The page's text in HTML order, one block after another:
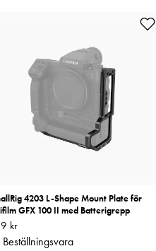
4203 L-Shape Mount Plate för
GFX 100 II med Batterigrepp
: 799 kr
kr
Beställningsvara